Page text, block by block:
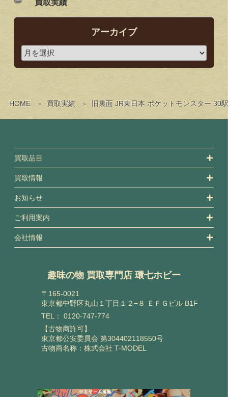
HOME 買取実績 旧裏面 JR東日本 ポケットモンスター 30
買取実績
アーカイブ
買取品目
買取情報
お知らせ
ご利用案内
会社情報
趣味の物 買取専門店 環七ホビー
〒165-0021
東京都中野区丸山１丁目１２−８ ＥＦＧビル B1F
TEL： 0120-747-774
【古物商許可】
東京都公安委員会 第304402118550号
古物商名称：株式会社 T-MODEL